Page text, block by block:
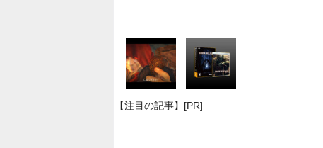
【注目の記事】[PR]